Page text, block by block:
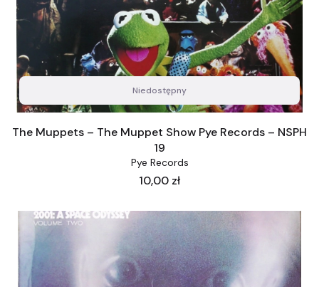
Niedostępny
The Muppets – The Muppet Show Pye Records – NSPH
19
Pye Records
Cena
10,00 zł